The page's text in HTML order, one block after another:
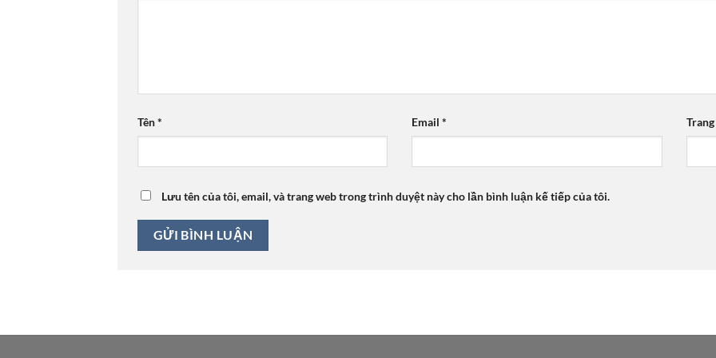
Tên* Email*
Lưu tên của tôi, email, và trang web trong trình duyệt này cho lần bình luận kế tiếp của tôi.